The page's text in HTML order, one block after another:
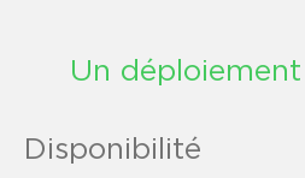
Un
Disponibilité